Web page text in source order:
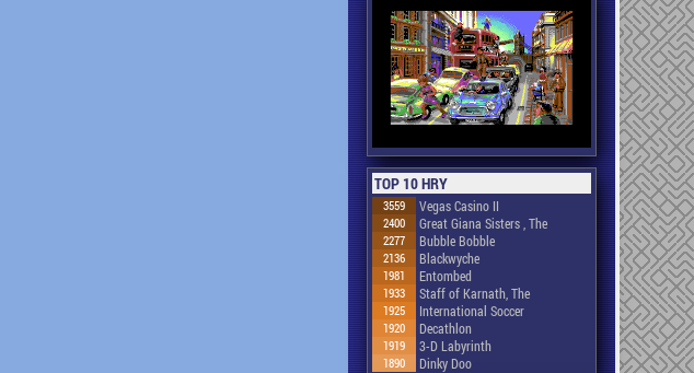
TOP 10 HRY
3559 Vegas Casino II
2400 Great Giana Sisters , The
2277 Bubble Bobble
2136 Blackwyche
1981 Entombed
1933 Staff of Karnath, The
1925 International Soccer
1920 Decathlon
1919 3-D Labyrinth
1890 Dinky Doo